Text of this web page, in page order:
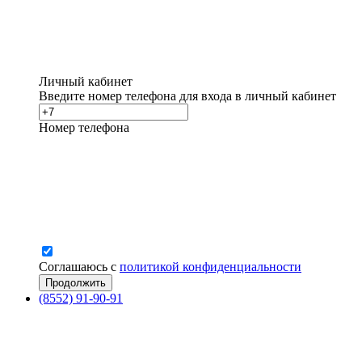
Личный кабинет
Введите номер телефона для входа в личный кабинет
Номер телефона
Соглашаюсь с политикой конфиденциальности
(8552) 91-90-91